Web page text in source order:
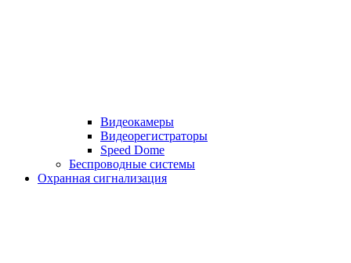
Видеокамеры
Видеорегистраторы
Speed Dome
Беспроводные системы
Охранная сигнализация